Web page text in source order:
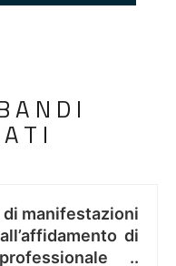
di manifestazioni
di
..